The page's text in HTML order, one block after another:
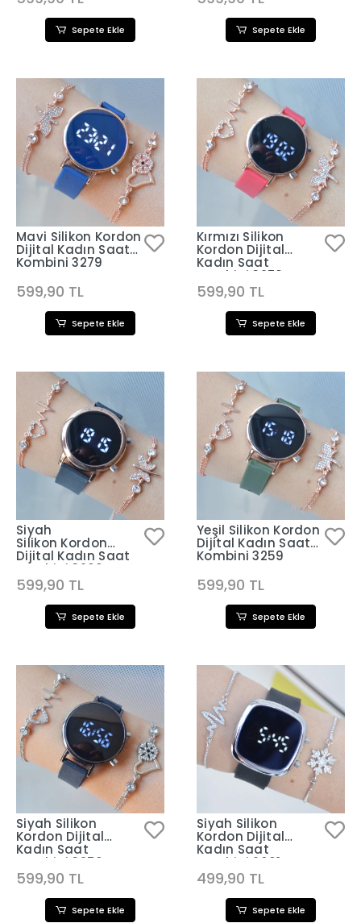
Sepete Ekle Sepete Ekle
Mavi Silikon Kordon
Dijital Kadın Saat
Kombini 3279
599,90 TL
Sepete Ekle
Kırmızı Silikon
Kordon Dijital
Kadın Saat
Kombini 3278
599,90 TL
Sepete Ekle
Siyah
Silikon Kordon
Dijital Kadın Saat
Kombini 3260
599,90 TL
Sepete Ekle
Yeşil Silikon Kordon
Dijital Kadın Saat
Kombini 3259
599,90 TL
Sepete Ekle
Siyah Silikon
Kordon Dijital
Kadın Saat
Kombini 3256
599,90 TL
Sepete Ekle
Siyah Silikon
Kordon Dijital
Kadın Saat
Kombini 2601
499,90 TL
Sepete Ekle